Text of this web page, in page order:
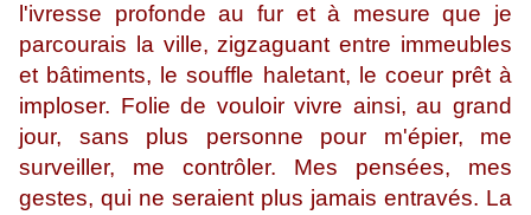
l'ivresse profonde au fur et à mesure que je
parcourais la ville, zigzaguant entre immeubles
et bâtiments, le souffle haletant, le coeur prêt à
imploser. Folie de vouloir vivre ainsi, au grand
jour, sans plus personne pour m'épier, me
surveiller, me contrôler. Mes pensées, mes
gestes, qui ne seraient plus jamais entravés. La